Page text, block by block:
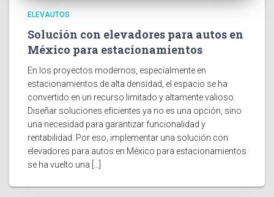
ELEVAUTOS
Solución con elevadores para autos en
México para estacionamientos
En los proyectos modernos, especialmente en
estacionamientos de alta densidad, el espacio se ha
convertido en un recurso limitado y altamente valioso.
Diseñar soluciones eficientes ya no es una opción, sino
una necesidad para garantizar funcionalidad y
rentabilidad. Por eso, implementar una solución con
elevadores para autos en México para estacionamientos
se ha vuelto una […]